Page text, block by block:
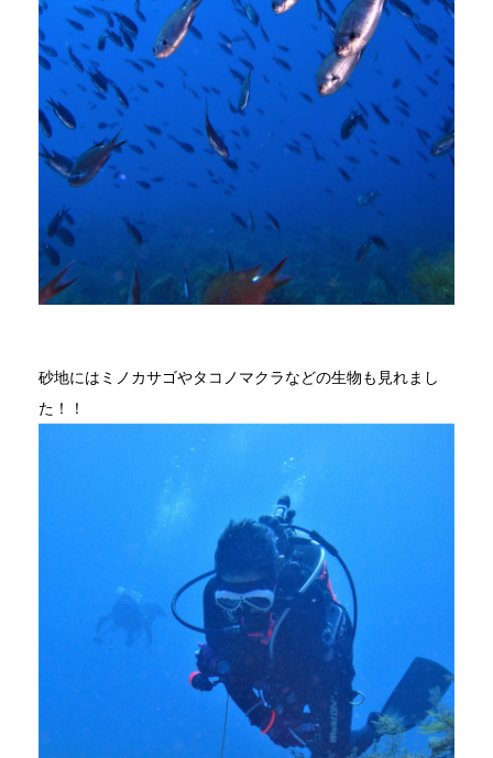
砂地にはミノカサゴやタコノマクラなどの生物も見れまし
た！！